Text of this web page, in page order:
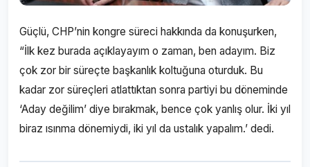
Güçlü, CHP’nin kongre süreci hakkında da konuşurken,
“İlk kez burada açıklayayım o zaman, ben adayım. Biz
çok zor bir süreçte başkanlık koltuğuna oturduk. Bu
kadar zor süreçleri atlattıktan sonra partiyi bu döneminde
‘Aday değilim’ diye bırakmak, bence çok yanlış olur. İki yıl
biraz ısınma dönemiydi, iki yıl da ustalık yapalım.’ dedi.